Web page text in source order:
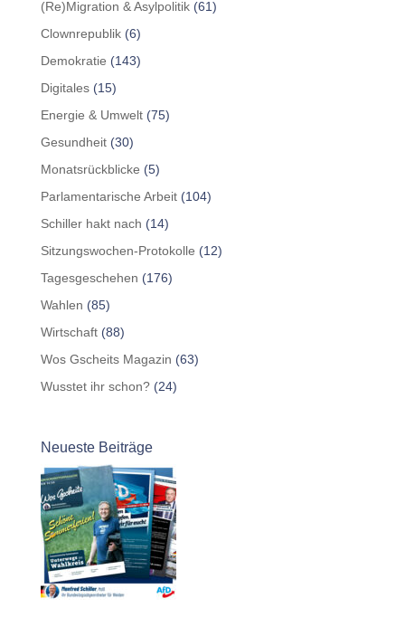
(Re)Migration & Asylpolitik(61)
Clownrepublik(6)
Demokratie (143)
Digitales(15)
Energie & Umwelt(75)
Gesundheit(30)
Monatsrückblicke (5)
Parlamentarische Arbeit(104)
Schiller hakt nach (14)
Sitzungswochen-Protokolle (12)
Tagesgeschehen (176)
Wahlen (85)
Wirtschaft(88)
Wos Gscheits Magazin (63)
Wusstet ihr schon?(24)
Neueste Beiträge